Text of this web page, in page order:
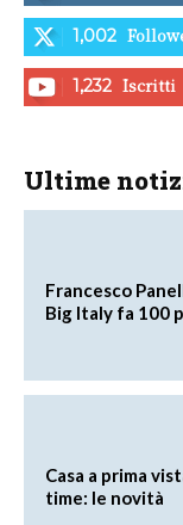
1,002
1,232 Iscritti
Ultime
Francesco
Big Italy fa 100
Casa a prima
time: le novità